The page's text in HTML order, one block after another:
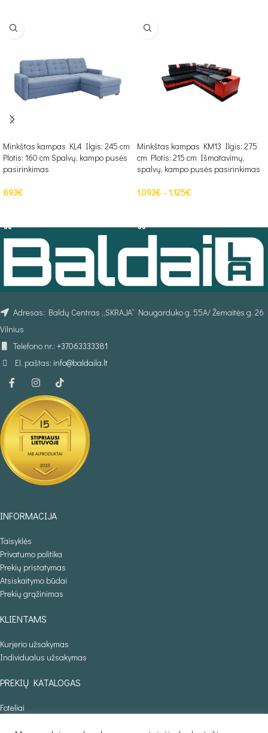
Minkštas kampas KL4 Ilgis: 245 cm
Plotis: 160 cm Spalvų, kampo pusės
pasirinkimas
893€
Minkštas kampas KM13 Ilgis: 275
cm Plotis: 215 cm Išmatavimų,
spalvų, kampo pusės pasirinkimas
1,093€–1,125€
Adresas: Baldų Centras „SKRAJA“ Naugarduko g. 55A/ Žemaitės g. 26
Vilnius
Telefono nr.: +37063333381
El. paštas: info@baldaila.lt
INFORMACIJA
Taisyklės
Privatumo politika
Prekių pristatymas
Atsiskaitymo būdai
Prekių grąžinimas
KLIENTAMS
Kurjerio užsakymas
Individualus užsakymas
PREKIŲ KATALOGAS
Foteliai